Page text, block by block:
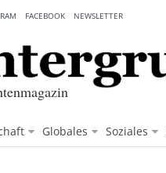
Globales Soziales
FACEBOOK NEWSLETTER